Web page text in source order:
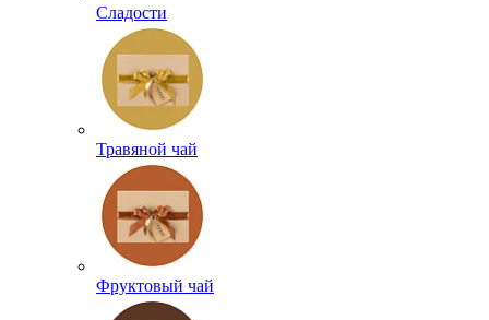
Сладости
Травяной чай
Фруктовый чай